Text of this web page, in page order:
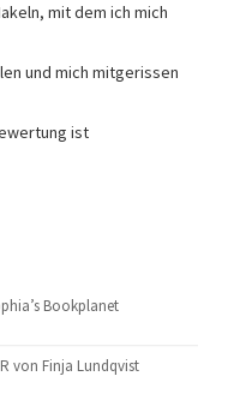
mit dem ich mich
und mich mitgerissen
ist
Bookplanet
von Finja Lundqvist